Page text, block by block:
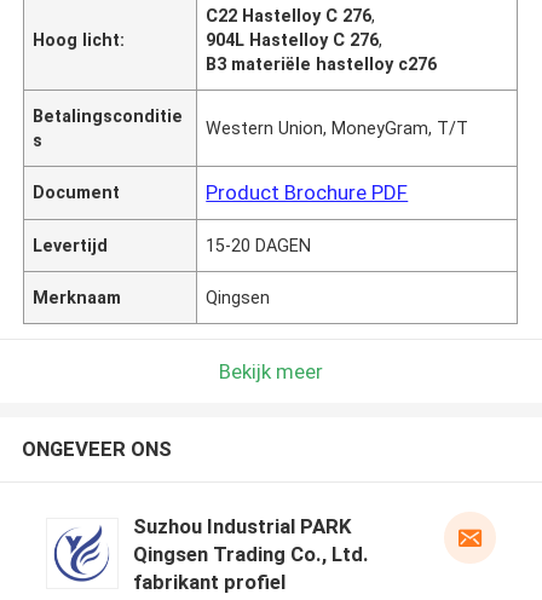
Hoog licht:
C22 Hastelloy C 276,
904L Hastelloy C 276,
B3 materiële hastelloy c276
Betalingsconditie
s
Western Union, MoneyGram, T/T
Document Product Brochure PDF
Levertijd 15-20 DAGEN
Merknaam Qingsen
Bekijk meer
ONGEVEER ONS
Suzhou Industrial PARK
Qingsen Trading Co., Ltd.
fabrikant profiel